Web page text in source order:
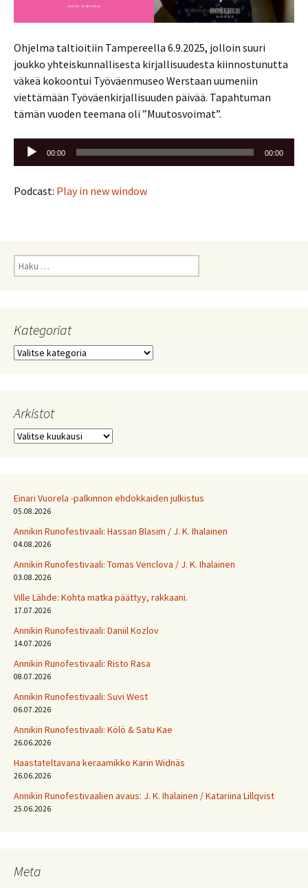
Ohjelma taltioitiin Tampereella 6.9.2025, jolloin suuri
joukko yhteiskunnallisesta kirjallisuudesta kiinnostunutta
väkeä kokoontui Työväenmuseo Werstaan uumeniin
viettämään Työväenkirjallisuuden päivää. Tapahtuman
tämän vuoden teemana oli ”Muutosvoimat”.
Äänitoistin
00:00 00:00
Podcast: Play in new window
Haku:
Kategoriat
Kategoriat
Arkistot
Arkistot
Einari Vuorela -palkinnon ehdokkaiden julkistus
05.08.2026
Annikin Runofestivaali: Has­san Bla­sim / J. K. Ihalainen
04.08.2026
Annikin Runofestivaali: Tomas Venclova / J. K. Ihalainen
03.08.2026
Ville Lähde: Kohta matka päättyy, rakkaani.
17.07.2026
Annikin Runofestivaali: Daniil Kozlov
14.07.2026
Annikin Runofestivaali: Risto Rasa
08.07.2026
Annikin Runofestivaali: Suvi West
06.07.2026
Annikin Runofestivaali: Kölö & Satu Kae
26.06.2026
Haastateltavana keraamikko Karin Widnäs
26.06.2026
Annikin Runofestivaalien avaus: J. K. Ihalainen / Katariina Lillqvist
25.06.2026
Meta